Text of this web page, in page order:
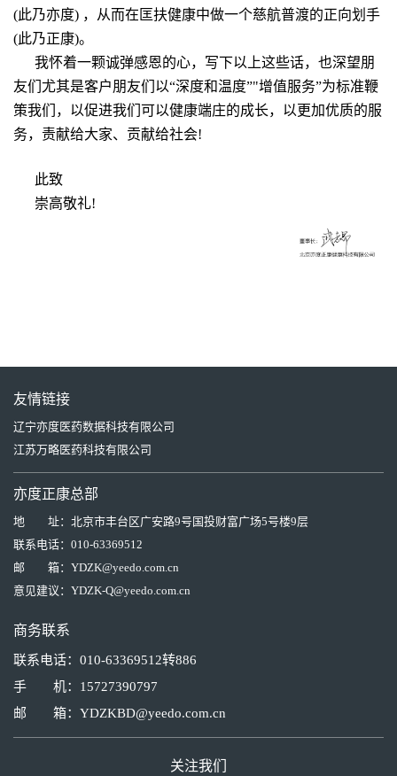
(此乃亦度) ，从而在匡扶健康中做一个慈航普渡的正向划手
(此乃正康)。
我怀着一颗诚弹感恩的心，写下以上这些话，也深望朋
友们尤其是客户朋友们以“深度和温度”"增值服务”为标准鞭
策我们，以促进我们可以健康端庄的成长，以更加优质的服
务，责献给大家、贡献给社会!
此致
崇高敬礼!
友情链接
辽宁亦度医药数据科技有限公司
江苏万略医药科技有限公司
亦度正康总部
地 址： 北京市丰台区广安路9号国投财富广场5号楼9层
联系电话： 010-63369512
邮 箱： YDZK@yeedo.com.cn
意见建议： YDZK-Q@yeedo.com.cn
商务联系
联系电话：010-63369512转886
手 机：15727390797
邮 箱：YDZKBD@yeedo.com.cn
关注我们